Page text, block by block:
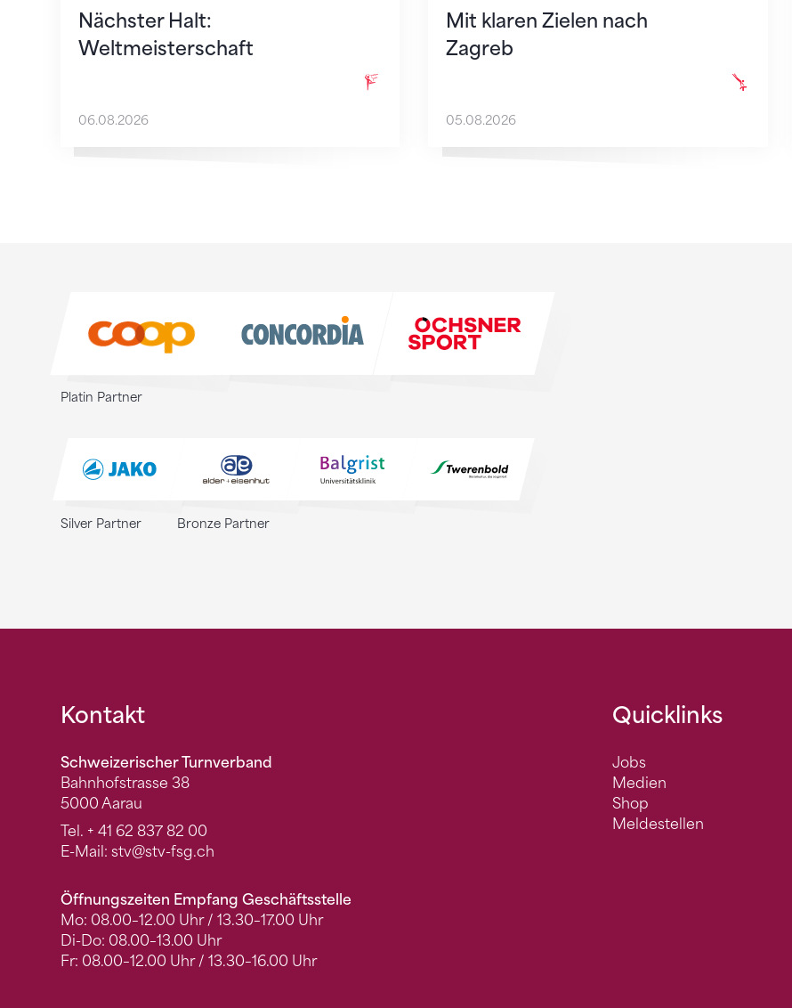
Nächster Halt:
Weltmeisterschaft
06.08.2026
Mit klaren Zielen nach
Zagreb
05.08.2026
Platin Partner
Silver Partner Bronze Partner
Fusszeile
Kontakt
Schweizerischer Turnverband
Bahnhofstrasse 38
5000 Aarau
Tel. + 41 62 837 82 00
E-Mail: stv@stv-fsg.ch
Öffnungszeiten Empfang Geschäftsstelle
Mo: 08.00–12.00 Uhr / 13.30–17.00 Uhr
Di-Do: 08.00–13.00 Uhr
Fr: 08.00–12.00 Uhr / 13.30–16.00 Uhr
Quicklinks
Jobs
Medien
Shop
Meldestellen